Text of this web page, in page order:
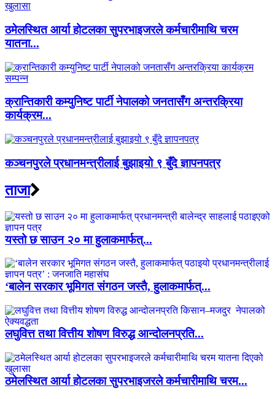
ठमेलस्थित आर्या होटलका सुपरभाइजरले कर्मचारीमाथि चरम
यातना...
क्रान्तिकारी कम्युनिष्ट पार्टी नेपालको जनतासँग अन्तरक्रिया
कार्यक्रम...
कञ्चनपुरले प्रधानमन्त्रीलाई बुझाइयो ९ बुँदे ज्ञापनपत्र
ताजा
यस्तो छ साउन २० मा हुलाकमार्फत्...
‘बालेन सरकार भूमिगत संगठन जस्तै, हुलाकमार्फत्...
लघुवित्त तथा वित्तीय शोषण विरुद्ध आन्दोलनप्रति...
ठमेलस्थित आर्या होटलका सुपरभाइजरले कर्मचारीमाथि चरम...